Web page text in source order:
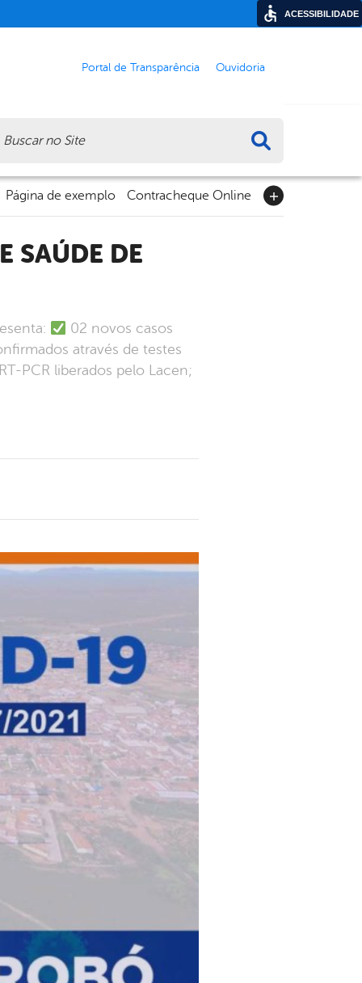
Portal de Transparência Ouvidoria
Página de exemplo Contracheque Online
02 novos casos
através de testes
PCR liberados pelo Lacen;
ACESSIBILIDADE